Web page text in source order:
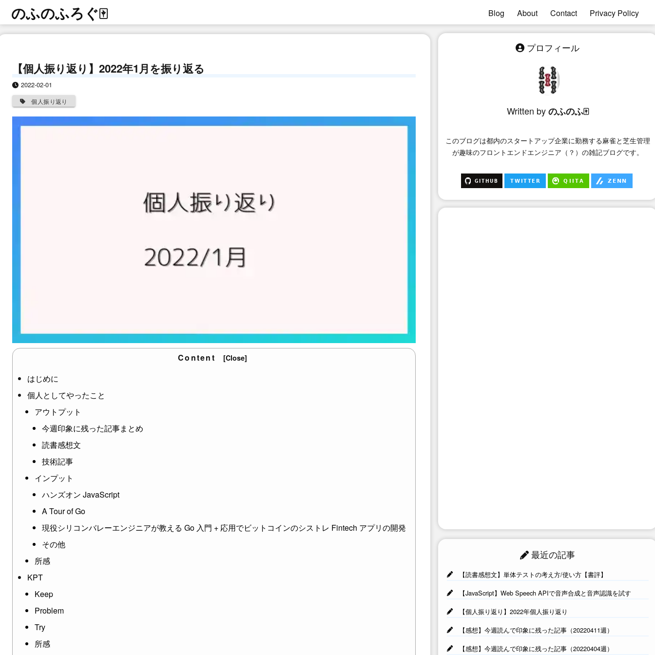
のふのふろぐ🀄 Blog About Contact Privacy Policy
【個人振り返り】2022年1月を振り返る
2022-02-01
個人振り返り
Content [Close]
はじめに
個人としてやったこと
アウトプット
今週印象に残った記事まとめ
読書感想文
技術記事
インプット
ハンズオン JavaScript
A Tour of Go
現役シリコンバレーエンジニアが教える Go 入門 + 応用でビットコインのシストレ Fintech アプリの開発
その他
所感
KPT
Keep
Problem
Try
所感
プロフィール
Written byのふのふ🀄
このブログは都内のスタートアップ企業に勤務する麻雀と芝生管理
が趣味のフロントエンドエンジニア（？） の雑記ブログです。
最近の記事
【読書感想文】単体テストの考え方/使い方【書評】
【JavaScript】Web Speech APIで音声合成と音声認識を試す
【個人振り返り】2022年個人振り返り
【感想】今週読んで印象に残った記事（20220411週）
【感想】今週読んで印象に残った記事（20220404週）